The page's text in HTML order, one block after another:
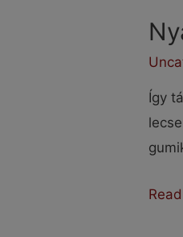
Így
Nyári